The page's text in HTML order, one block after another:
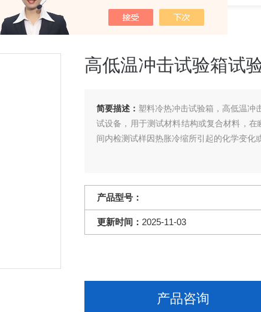
> 高低温冲击试验箱试验标准
高低温冲击试验箱试
简要描述： 塑料冷热冲击试验箱，高低温冲
试设备，用于测试材料结构或复合材料，
间内检测试样因热胀冷缩所引起的化学变化
产品型号：
更新时间： 2025-11-03
产品咨询